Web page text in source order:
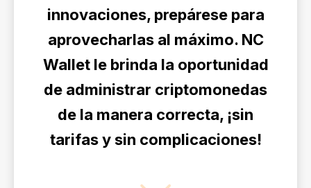
innovaciones, prepárese para
aprovecharlas al máximo. NC
Wallet le brinda la oportunidad
de administrar criptomonedas
de la manera correcta, ¡sin
tarifas y sin complicaciones!